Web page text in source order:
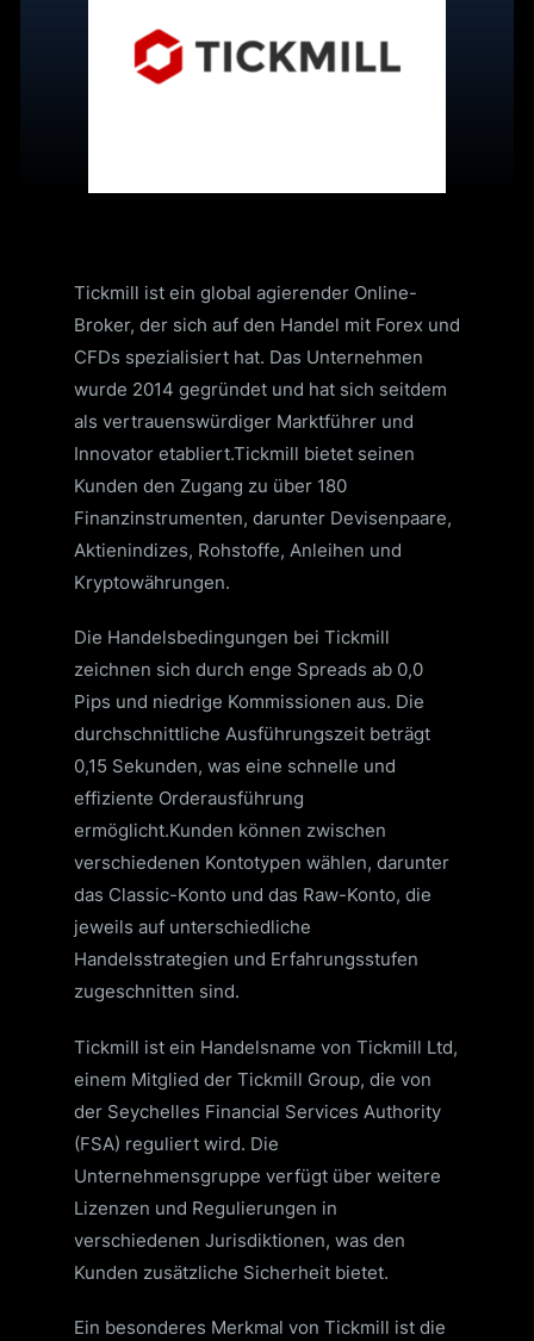
Tickmill ist ein global agierender Online-
Broker, der sich auf den Handel mit Forex und
CFDs spezialisiert hat. Das Unternehmen
wurde 2014 gegründet und hat sich seitdem
als vertrauenswürdiger Marktführer und
Innovator etabliert.Tickmill bietet seinen
Kunden den Zugang zu über 180
Finanzinstrumenten, darunter Devisenpaare,
Aktienindizes, Rohstoffe, Anleihen und
Kryptowährungen.
Die Handelsbedingungen bei Tickmill
zeichnen sich durch enge Spreads ab 0,0
Pips und niedrige Kommissionen aus. Die
durchschnittliche Ausführungszeit beträgt
0,15 Sekunden, was eine schnelle und
effiziente Orderausführung
ermöglicht.Kunden können zwischen
verschiedenen Kontotypen wählen, darunter
das Classic-Konto und das Raw-Konto, die
jeweils auf unterschiedliche
Handelsstrategien und Erfahrungsstufen
zugeschnitten sind.
Tickmill ist ein Handelsname von Tickmill Ltd,
einem Mitglied der Tickmill Group, die von
der Seychelles Financial Services Authority
(FSA) reguliert wird. Die
Unternehmensgruppe verfügt über weitere
Lizenzen und Regulierungen in
verschiedenen Jurisdiktionen, was den
Kunden zusätzliche Sicherheit bietet.
Ein besonderes Merkmal von Tickmill ist die